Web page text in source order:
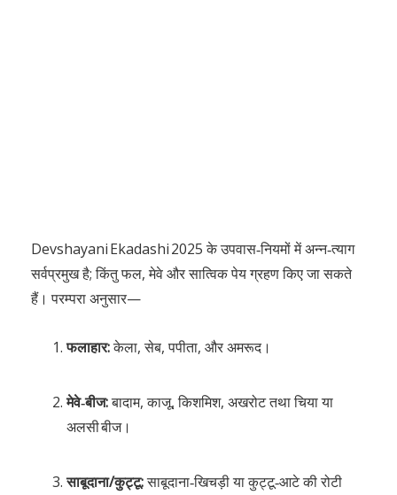
Devshayani Ekadashi 2025 के उपवास‑नियमों में अन्न‑त्याग
सर्वप्रमुख है; किंतु फल, मेवे और सात्विक पेय ग्रहण किए जा सकते
हैं। परम्परा अनुसार—
फलाहार:केला, सेब, पपीता, और अमरूद।
मेवे‑बीज:बादाम, काजू, किशमिश, अखरोट तथा चिया या
अलसी बीज।
साबूदाना/कुट्टू:साबूदाना‑खिचड़ी या कुट्टू‑आटे की रोटी